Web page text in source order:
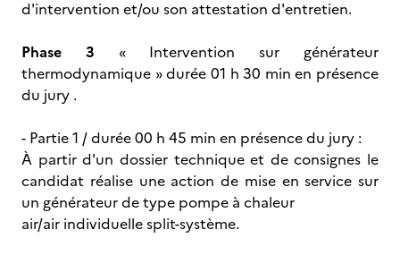
d'intervention et/ou son attestation d'entretien.
Phase 3 « Intervention sur générateur
thermodynamique » durée 01 h 30 min en présence
du jury .
- Partie 1 / durée 00 h 45 min en présence du jury :
À partir d'un dossier technique et de consignes le
candidat réalise une action de mise en service sur
un générateur de type pompe à chaleur
air/air individuelle split-système.